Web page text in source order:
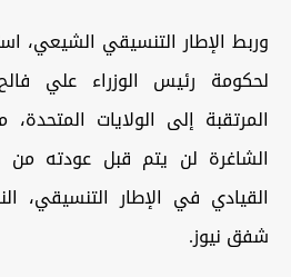
وربط الإطار التنسيقي الشيعي،
لحكومة رئيس الوزراء علي فالح
المرتقبة إلى الولايات
الشاغرة لن يتم قبل عودته
القيادي في الإطار التنسيقي،
شفق نيوز.